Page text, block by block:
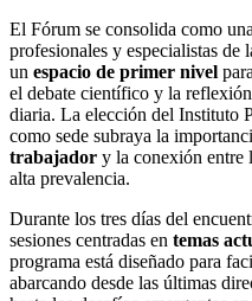
El Fórum se consolida como
profesionales y especialistas
un espacio de primer nivel
el debate científico y la
diaria. La elección del Instituto
como sede subraya la
trabajador y la conexión entre
alta prevalencia.
Durante los tres días del
sesiones centradas en temas
programa está diseñado para
abarcando desde las últimas